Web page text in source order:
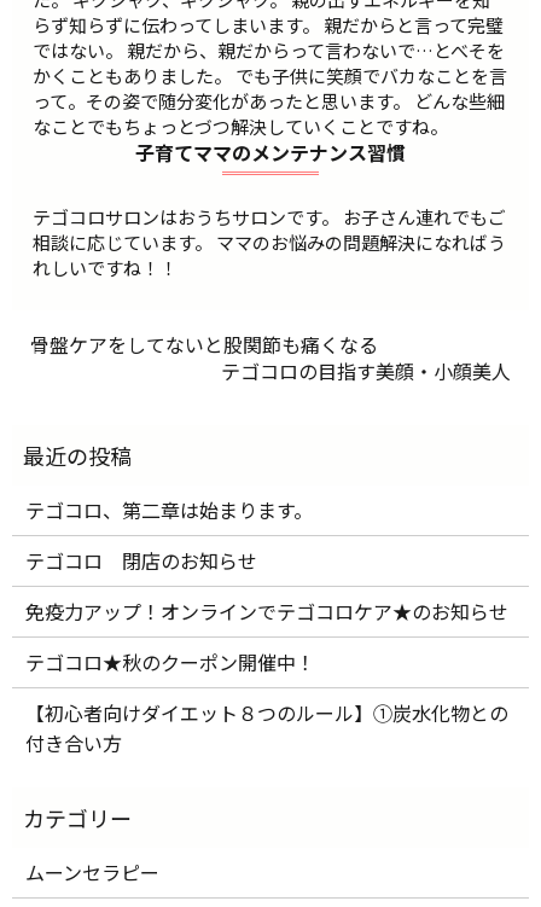
らず知らずに伝わってしまいます。 親だからと言って完璧
ではない。 親だから、親だからって言わないで…とべそを
かくこともありました。 でも子供に笑顔でバカなことを言
って。その姿で随分変化があったと思います。 どんな些細
なことでもちょっとづつ解決していくことですね。
子育てママのメンテナンス習慣
テゴコロサロンはおうちサロンです。 お子さん連れでもご
相談に応じています。 ママのお悩みの問題解決になればう
れしいですね！！
骨盤ケアをしてないと股関節も痛くなる
テゴコロの目指す美顔・小顔美人
テゴコロ、第二章は始まります。
テゴコロ 閉店のお知らせ
免疫力アップ！オンラインでテゴコロケア★のお知らせ
テゴコロ★秋のクーポン開催中！
【初心者向けダイエット８つのルール】①炭水化物との
付き合い方
ムーンセラピー